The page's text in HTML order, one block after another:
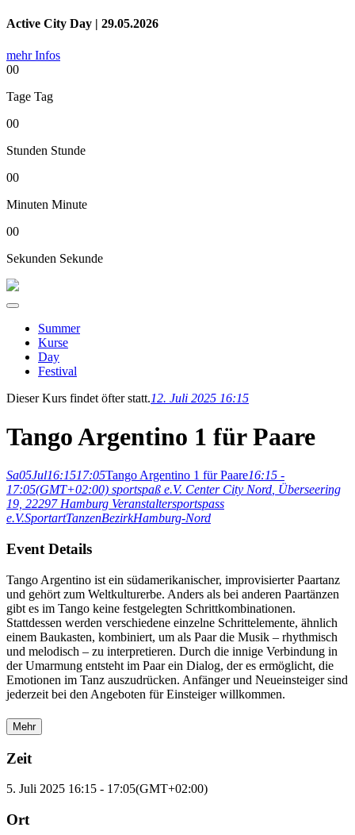
Active City Day | 29.05.2026
mehr Infos
00
Tage Tag
00
Stunden Stunde
00
Minuten Minute
00
Sekunden Sekunde
Summer
Kurse
Day
Festival
Dieser Kurs findet öfter statt.12. Juli 2025 16:15
Tango Argentino 1 für Paare
Sa05Jul16:1517:05Tango Argentino 1 für Paare16:15 -
17:05(GMT+02:00) sportspaß e.V. Center City Nord, Überseering
19, 22297 Hamburg Veranstaltersportspass
e.V.SportartTanzenBezirkHamburg-Nord
Event Details
Tango Argentino ist ein südamerikanischer, improvisierter Paartanz
und gehört zum Weltkulturerbe. Anders als bei anderen Paartänzen
gibt es im Tango keine festgelegten Schrittkombinationen.
Stattdessen werden verschiedene einzelne Schrittelemente, ähnlich
einem Baukasten, kombiniert, um als Paar die Musik – rhythmisch
und melodisch – zu interpretieren. Durch die innige Verbindung in
der Umarmung entsteht im Paar ein Dialog, der es ermöglicht, die
Emotionen im Tanz auszudrücken. Anfänger und Neueinsteiger sind
jederzeit bei den Angeboten für Einsteiger willkommen.
Mehr
Zeit
5. Juli 2025 16:15 - 17:05(GMT+02:00)
Ort